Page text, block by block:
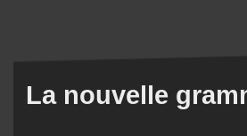
La nouvelle